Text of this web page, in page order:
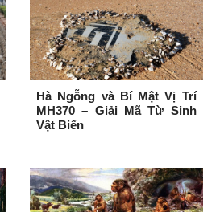
Hà Ngỗng và Bí Mật Vị Trí
MH370 – Giải Mã Từ Sinh
Vật Biển